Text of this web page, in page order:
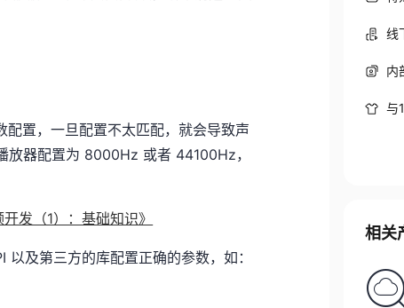
置，一旦配置不太匹配，就会导致声
器配置为 8000Hz 或者 44100Hz，
发（1）：基础知识》
及第三方的库配置正确的参数，如：
线
内
与
相关